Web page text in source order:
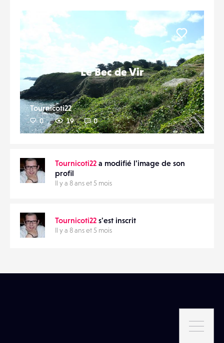
Le Bec de Vir
Tournicoti22
0 19 0
Liker
Tournicoti22 a modifié l'image de son
profil
Il y a 8 ans et 5 mois
Tournicoti22 s'est inscrit
Il y a 8 ans et 5 mois